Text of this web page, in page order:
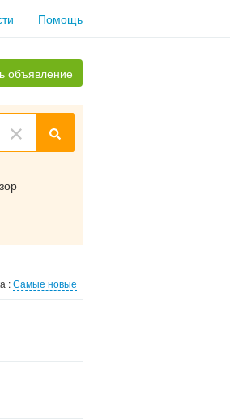
Помощь
объявление
:Самые новые